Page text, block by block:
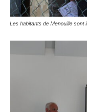
Les habitants de Menouille sont